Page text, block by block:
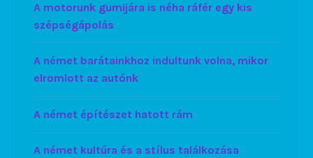
A motorunk gumijára is néha ráfér egy kis
szépségápolás
A német barátainkhoz indultunk volna, mikor
elromlott az autónk
A német építészet hatott rám
A német kultúra és a stílus találkozása